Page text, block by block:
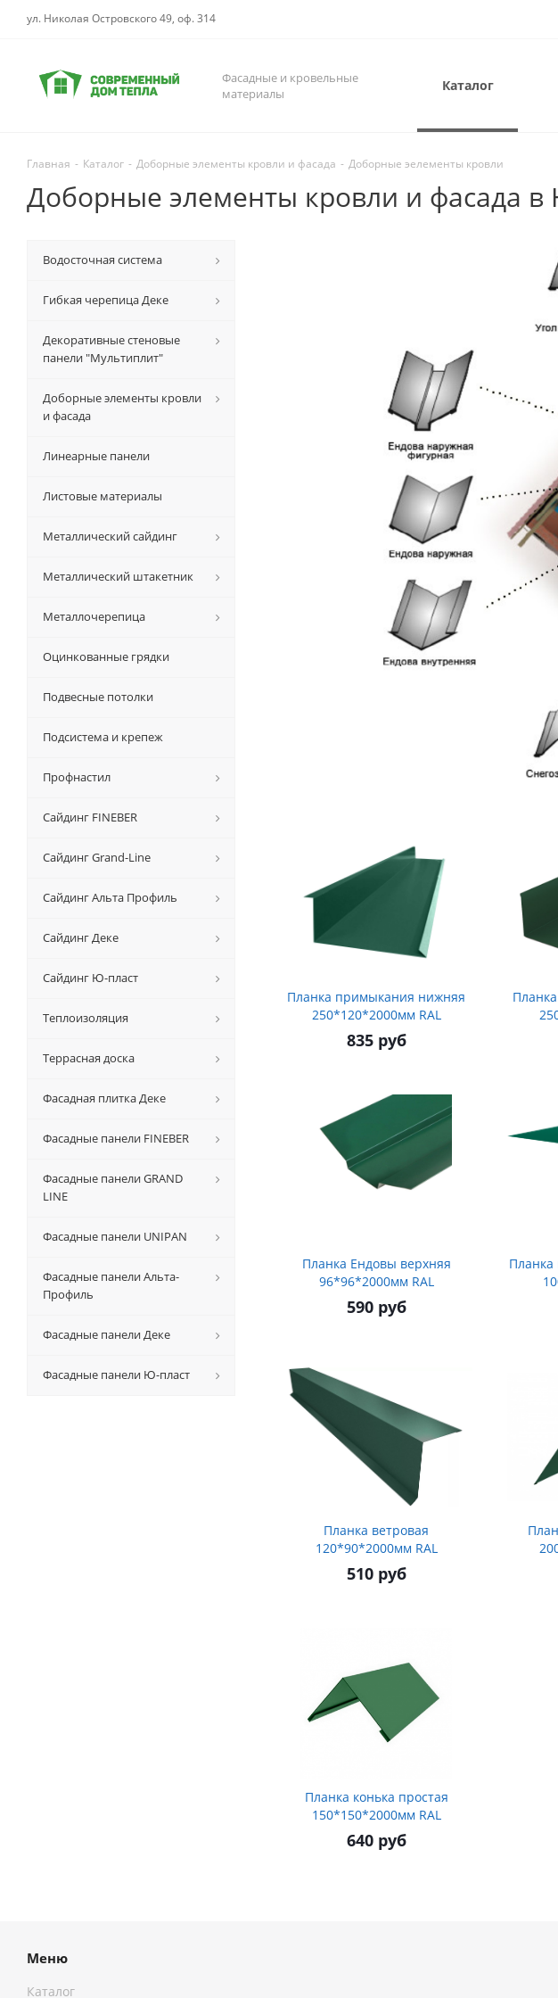
ул. Николая Островского 49, оф. 314
Фасадные и кровельные
материалы
Каталог
Главная - Каталог - Доборные элементы кровли и фасада - Доборные эелементы кровли
Доборные элементы кровли и фасада в
Планка примыкания нижняя
250*120*2000мм RAL
835 руб
Планка Ендовы верхняя
96*96*2000мм RAL
590 руб
Планка
Планка ветровая
120*90*2000мм RAL
510 руб
Планка конька простая
150*150*2000мм RAL
640 руб
Водосточная система
Гибкая черепица Деке
Декоративные стеновые
панели "Мультиплит"
Доборные элементы кровли
и фасада
Линеарные панели
Листовые материалы
Металлический сайдинг
Металлический штакетник
Металлочерепица
Оцинкованные грядки
Подвесные потолки
Подсистема и крепеж
Профнастил
Сайдинг FINEBER
Сайдинг Grand-Line
Сайдинг Альта Профиль
Сайдинг Деке
Сайдинг Ю-пласт
Теплоизоляция
Террасная доска
Фасадная плитка Деке
Фасадные панели FINEBER
Фасадные панели GRAND
LINE
Фасадные панели UNIPAN
Фасадные панели Альта-
Профиль
Фасадные панели Деке
Фасадные панели Ю-пласт
Меню
Каталог